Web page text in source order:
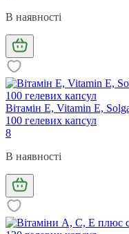
В наявності
Вітамін Е, Vitamin E,
100 гелевих капсул
8
В наявності